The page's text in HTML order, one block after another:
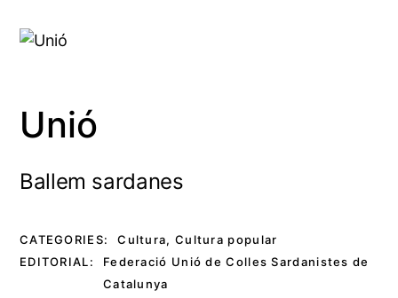
Unió
Ballem sardanes
CATEGORIES: Cultura, Cultura popular
EDITORIAL:
Federació Unió de Colles Sardanistes de
Catalunya